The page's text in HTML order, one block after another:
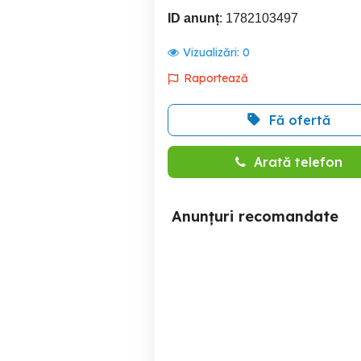
ID anunț: 1782103497
Vizualizări: 0
Raportează
Fă ofertă
Arată telefon
Anunțuri recomandate